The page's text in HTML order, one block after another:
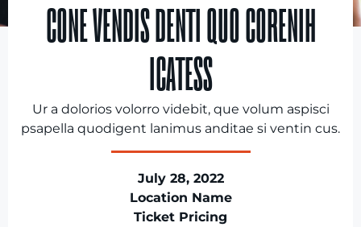
CONE VENDIS DENTI QUO CORENIH
ICATESS
Ur a dolorios volorro videbit, que volum aspisci
psapella quodigent lanimus anditae si ventin cus.
July 28, 2022
Location Name
Ticket Pricing